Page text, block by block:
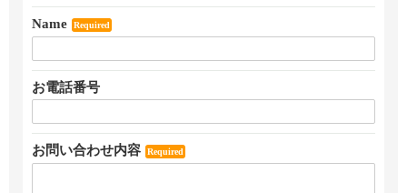
Name Required
お電話番号
お問い合わせ内容 Required